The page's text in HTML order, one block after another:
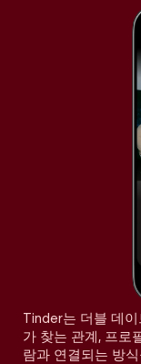
Tinder는 더블 데
가 찾는 관계, 프로
람과 연결되는 방